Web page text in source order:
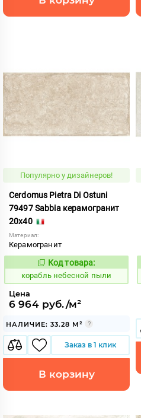
Популярно у дизайнеров!
Cerdomus Pietra Di Ostuni
79497 Sabbia керамогранит
20x40
Материал:
Керамогранит
773576
Код товара:
корабль небесной пыли
Цена
6 964 руб./м²
НАЛИЧИЕ: 33.28 М²
Заказ в 1 клик
В корзину